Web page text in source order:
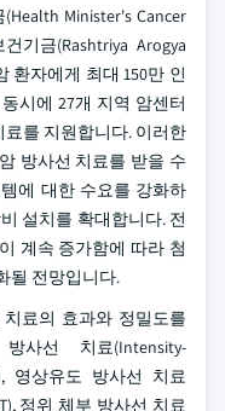
Minister's Cancer
기금(Rashtriya Arogya
환자에게 최대 150만 인
시에 27개 지역 암센터
료를 지원합니다. 이러한
방사선 치료를 받을 수
에 대한 수요를 강화하
설치를 확대합니다. 전
계속 증가함에 따라 첨
될 전망입니다.
료의 효과와 정밀도를
사선 치료(Intensity-
영상유도 방사선 치료
정위 체부 방사선 치료